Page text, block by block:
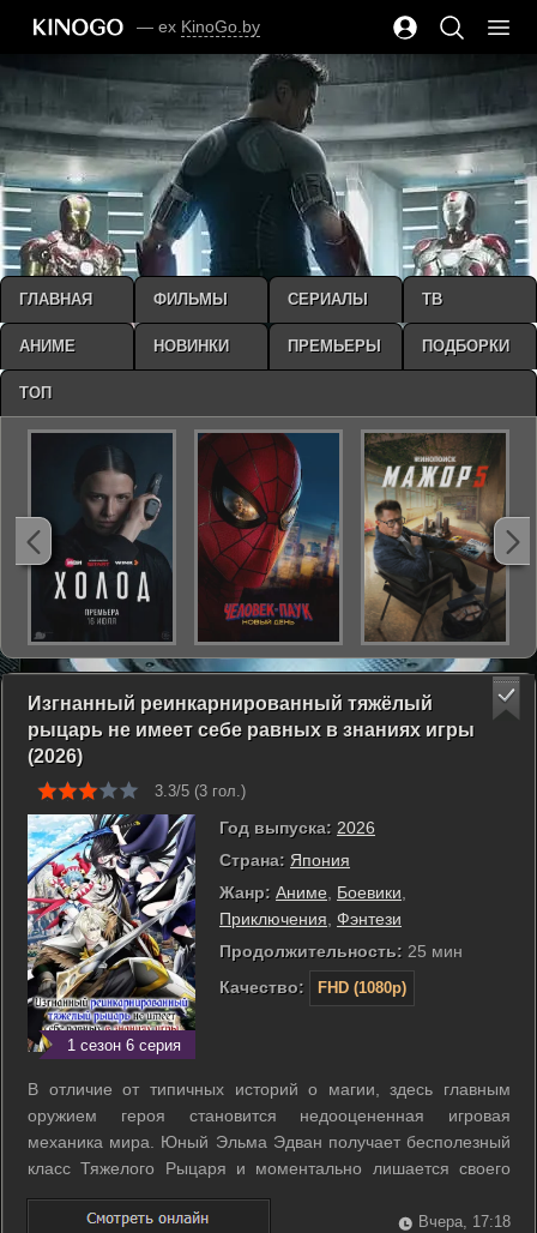
— ex KinoGo.by
Изгнанный реинкарнированный тяжёлый
рыцарь не имеет себе равных в знаниях игры
(2026)
3.3/5 (3 гол.)
1 сезон 6 серия
Год выпуска: 2026
Страна: Япония
Жанр: Аниме Боевики
Приключения Фэнтези
Продолжительность: 25 мин
Качество:
FHD (1080p)
В отличие от типичных историй о магии, здесь главным
оружием героя становится недооцененная игровая
механика мира. Юный Эльма Эдван получает бесполезный
класс Тяжелого Рыцаря и моментально лишается своего
наследства. Родной отец выгоняет его на улицу, считая
позором для знаменитой семьи. Окружающие уверены в
Вчера, 17:18
ГЛАВНАЯ ФИЛЬМЫ СЕРИАЛЫ ТВ
АНИМЕ НОВИНКИ ПРЕМЬЕРЫ ПОДБОРКИ
ТОП